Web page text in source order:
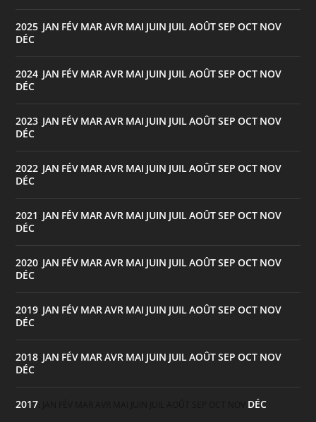
2025 JAN FÉV MARAVR MAI JUIN JUILAOÛTSEP OCT NOV
DÉC
2024 JAN FÉV MARAVR MAI JUIN JUILAOÛTSEP OCT NOV
DÉC
2023 JAN FÉV MARAVR MAI JUIN JUILAOÛTSEP OCT NOV
DÉC
2022 JAN FÉV MARAVR MAI JUIN JUILAOÛTSEP OCT NOV
DÉC
2021 JAN FÉV MARAVR MAI JUIN JUILAOÛTSEP OCT NOV
DÉC
2020 JAN FÉV MARAVR MAI JUIN JUILAOÛTSEP OCT NOV
DÉC
2019 JAN FÉV MARAVR MAI JUIN JUILAOÛTSEP OCT NOV
DÉC
2018 JAN FÉV MARAVR MAI JUIN JUILAOÛTSEP OCT NOV
DÉC
2017 DÉC